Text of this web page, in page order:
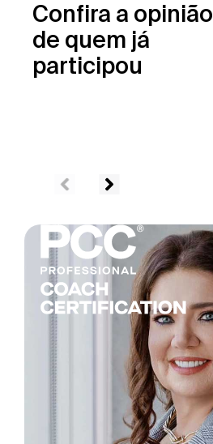
Confira a opinião
de quem já
participou